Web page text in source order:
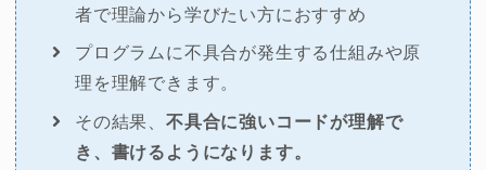
者で理論から学びたい方におすすめ
プログラムに不具合が発生する仕組みや原
理を理解できます。
その結果、不具合に強いコードが理解で
き、書けるようになります。